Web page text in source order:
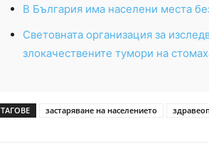
В България има населени места
Световната организация за
злокачествените тумори на
ТАГОВЕ застаряване на населението